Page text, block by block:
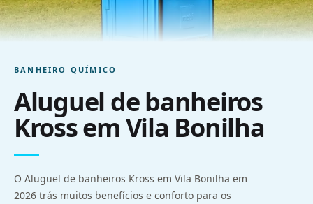
BANHEIRO QUÍMICO
Aluguel de banheiros
Kross em Vila Bonilha
O Aluguel de banheiros Kross em Vila Bonilha em
2026 trás muitos benefícios e conforto para os